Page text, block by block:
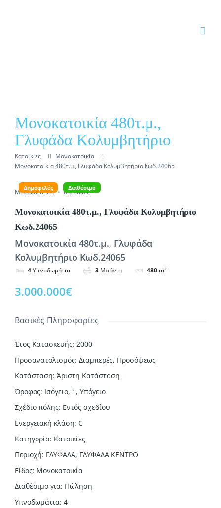
Μονοκατοικία 480τ.μ.,
Γλυφάδα Κολυμβητήριο
Κατοικίες
Μονοκατοικία
Μονοκατοικία 480τ.μ., Γλυφάδα Κολυμβητήριο Κωδ.24065
Δημοφιλές Διαθέσιμο
Μονοκατοικία Κατοικίες
Μονοκατοικία 480τ.μ., Γλυφάδα Κολυμβητήριο
Κωδ.24065
Μονοκατοικία 480τ.μ., Γλυφάδα
Κολυμβητήριο Κωδ.24065
4Υπνοδωμάτια 3 Μπάνια 480 m²
3.000.000€
Βασικές Πληροφορίες
Έτος Κατασκευής: 2000
Προσανατολισμός: Διαμπερές, Προσόψεως
Κατάσταση: Άριστη Κατάσταση
Όροφος: Ισόγειο, 1, Υπόγειο
Σχέδιο πόλης: Εντός σχεδίου
Ενεργειακή κλάση: C
Κατηγορία: Κατοικίες
Περιοχή: ΓΛΥΦΑΔΑ, ΓΛΥΦΑΔΑ ΚΕΝΤΡΟ
Είδος: Μονοκατοικία
Διαθέσιμο για: Πώληση
Υπνοδωμάτια: 4